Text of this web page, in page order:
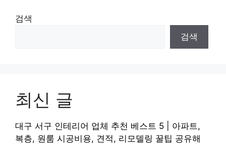
검색
검색
최신 글
대구 서구 인테리어 업체 추천 베스트 5 | 아파트,
복층, 원룸 시공비용, 견적, 리모델링 꿀팁 공유해